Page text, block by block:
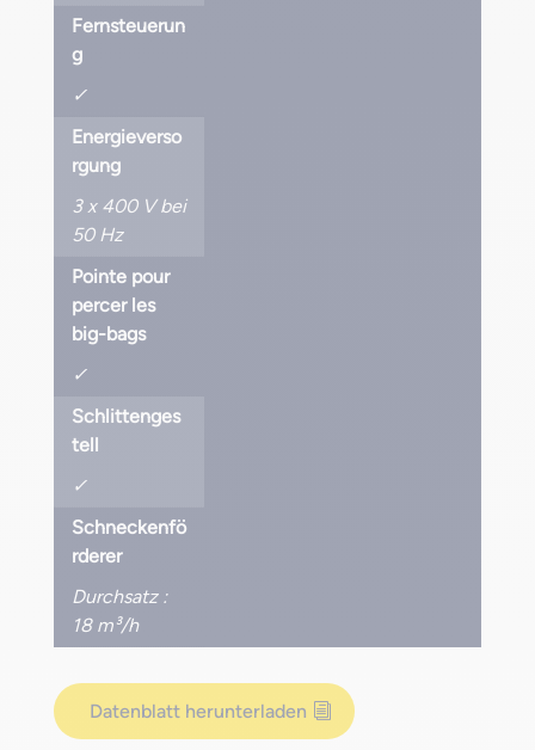
Fernsteuerun
g
✓
Energieverso
rgung
3 x 400 V bei
50 Hz
Pointe pour
percer les
big-bags
✓
Schlittenges
tell
✓
Schneckenfö
rderer
Durchsatz :
18 m³/h
Datenblatt herunterladen